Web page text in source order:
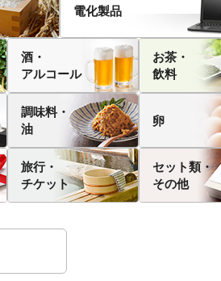
電化製品
酒・
アルコール
お茶・
飲料
調味料・
油
卵
旅行・
チケット
セット類・
その他